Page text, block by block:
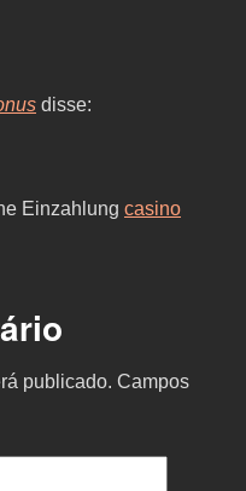
disse:
Einzahlung casino
publicado. Campos